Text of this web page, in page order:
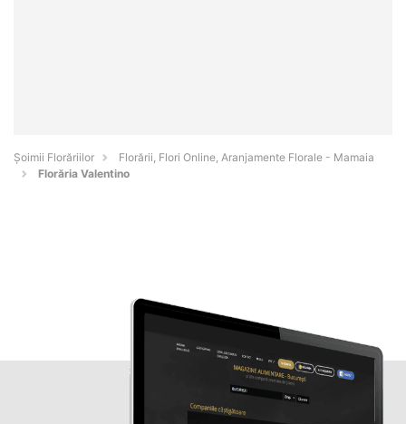
Șoimii Florăriilor
Florării, Flori Online, Aranjamente Florale - Mamaia
Florăria Valentino